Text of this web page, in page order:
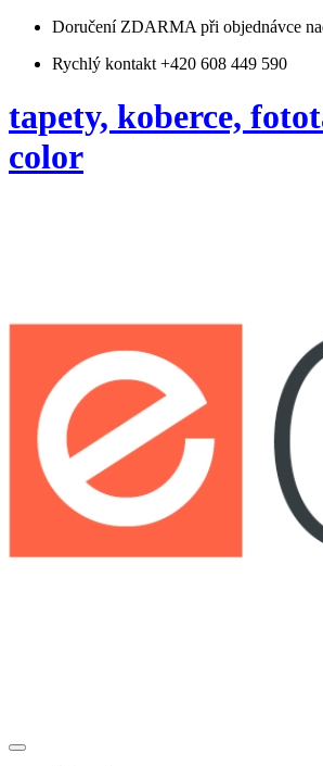
Doručení ZDARMA při objednávce
Rychlý kontakt +420 608 449 590
tapety, koberce,
color